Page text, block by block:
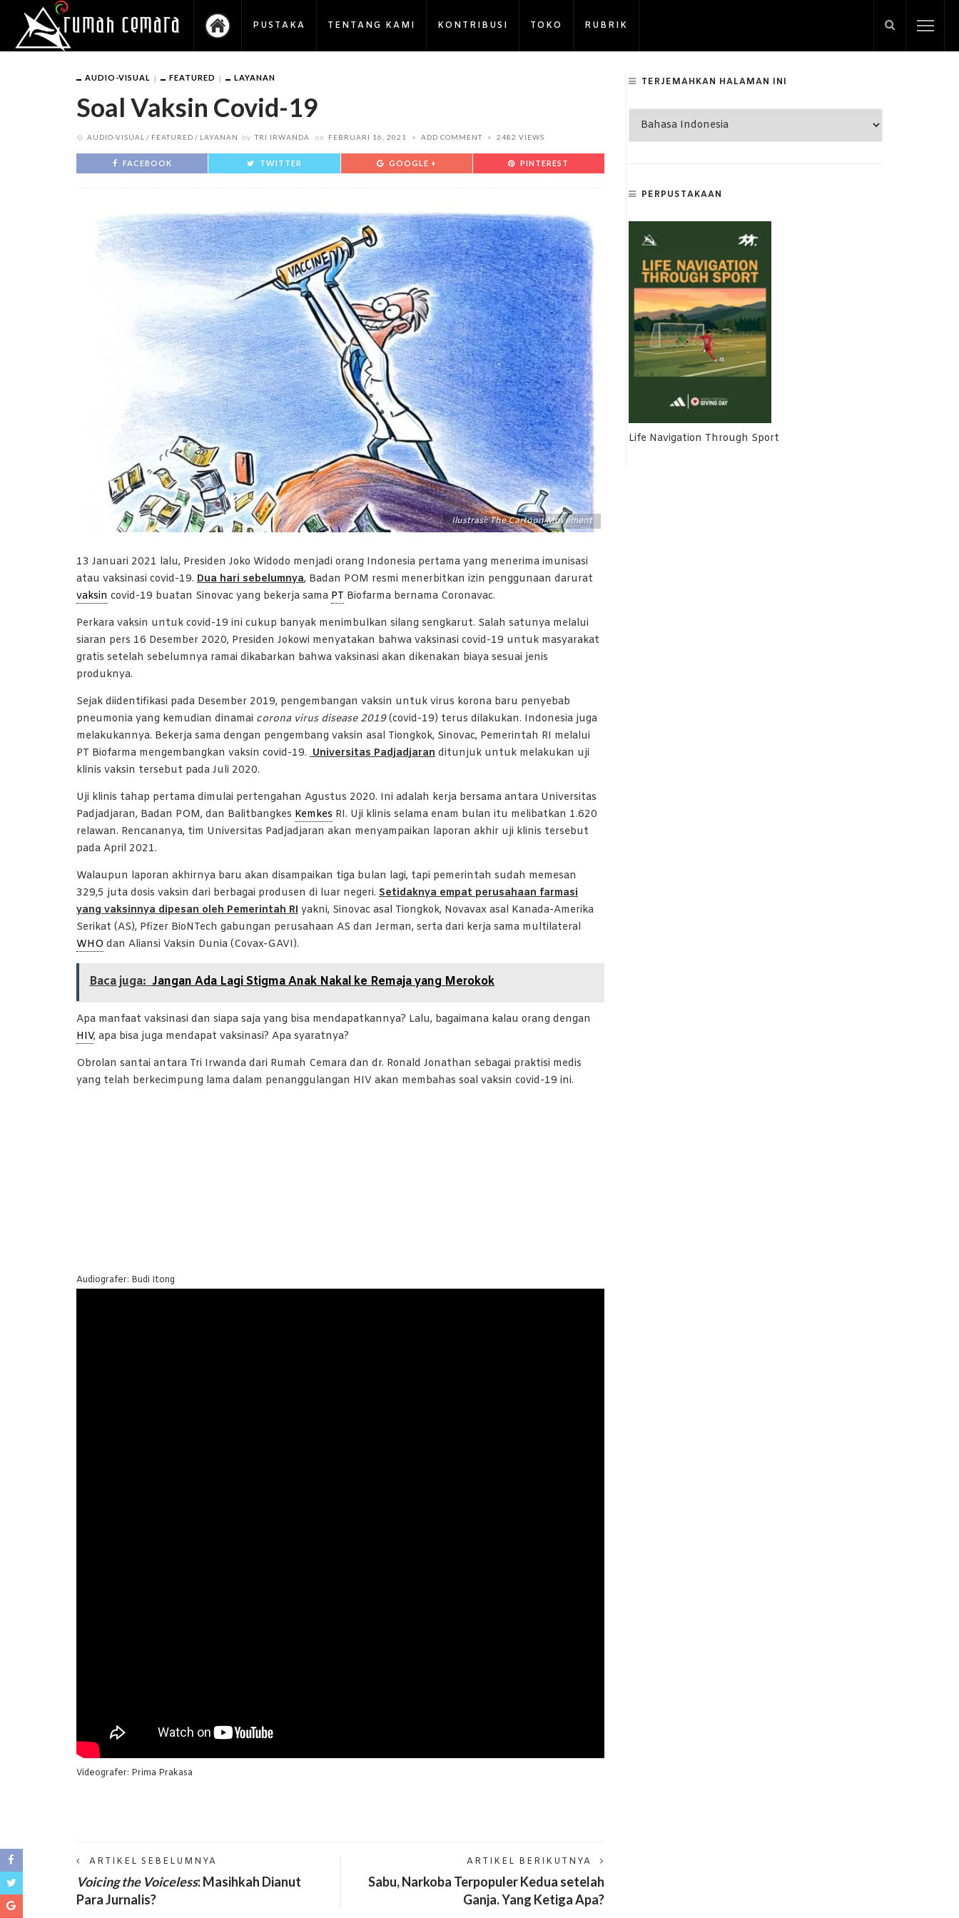
PUSTAKA TENTANG KAMI KONTRIBUSI TOKO RUBRIK
AUDIO-VISUAL FEATURED LAYANAN
Soal Vaksin Covid-19
AUDIO-VISUAL FEATURED LAYANAN by TRI IRWANDA on FEBRUARI 16, 2021 ADD COMMENT 2482 VIEWS
FACEBOOK TWITTER GOOGLE + PINTEREST
Ilustrasi: The Cartoon Movement
13 Januari 2021 lalu, Presiden Joko Widodo menjadi orang Indonesia pertama yang menerima imunisasi
atau vaksinasi covid-19. Dua hari sebelumnya, Badan POM resmi menerbitkan izin penggunaan darurat
vaksin covid-19 buatan Sinovac yang bekerja sama PT Biofarma bernama Coronavac.
Perkara vaksin untuk covid-19 ini cukup banyak menimbulkan silang sengkarut. Salah satunya melalui
siaran pers 16 Desember 2020, Presiden Jokowi menyatakan bahwa vaksinasi covid-19 untuk masyarakat
gratis setelah sebelumnya ramai dikabarkan bahwa vaksinasi akan dikenakan biaya sesuai jenis
produknya.
Sejak diidentifikasi pada Desember 2019, pengembangan vaksin untuk virus korona baru penyebab
pneumonia yang kemudian dinamai corona virus disease 2019(covid-19) terus dilakukan. Indonesia juga
melakukannya. Bekerja sama dengan pengembang vaksin asal Tiongkok, Sinovac, Pemerintah RI melalui
PT Biofarma mengembangkan vaksin covid-19. Universitas Padjadjaran ditunjuk untuk melakukan uji
klinis vaksin tersebut pada Juli 2020.
Uji klinis tahap pertama dimulai pertengahan Agustus 2020. Ini adalah kerja bersama antara Universitas
Padjadjaran, Badan POM, dan Balitbangkes Kemkes RI. Uji klinis selama enam bulan itu melibatkan 1.620
relawan. Rencananya, tim Universitas Padjadjaran akan menyampaikan laporan akhir uji klinis tersebut
pada April 2021.
Walaupun laporan akhirnya baru akan disampaikan tiga bulan lagi, tapi pemerintah sudah memesan
329,5 juta dosis vaksin dari berbagai produsen di luar negeri. Setidaknya empat perusahaan farmasi
yang vaksinnya dipesan oleh Pemerintah RI yakni, Sinovac asal Tiongkok, Novavax asal Kanada-Amerika
Serikat (AS), Pfizer BioNTech gabungan perusahaan AS dan Jerman, serta dari kerja sama multilateral
WHO dan Aliansi Vaksin Dunia (Covax-GAVI).
Baca juga: Jangan Ada Lagi Stigma Anak Nakal ke Remaja yang Merokok
Apa manfaat vaksinasi dan siapa saja yang bisa mendapatkannya? Lalu, bagaimana kalau orang dengan
HIV, apa bisa juga mendapat vaksinasi? Apa syaratnya?
Obrolan santai antara Tri Irwanda dari Rumah Cemara dan dr. Ronald Jonathan sebagai praktisi medis
yang telah berkecimpung lama dalam penanggulangan HIV akan membahas soal vaksin covid-19 ini.
Audiografer: Budi Itong
Videografer: Prima Prakasa
ARTIKEL SEBELUMNYA
Voicing the Voiceless: Masihkah Dianut
Para Jurnalis?
ARTIKEL BERIKUTNYA
Sabu, Narkoba Terpopuler Kedua setelah
Ganja. Yang Ketiga Apa?
TERJEMAHKAN HALAMAN INI
PERPUSTAKAAN
Life Navigation Through Sport